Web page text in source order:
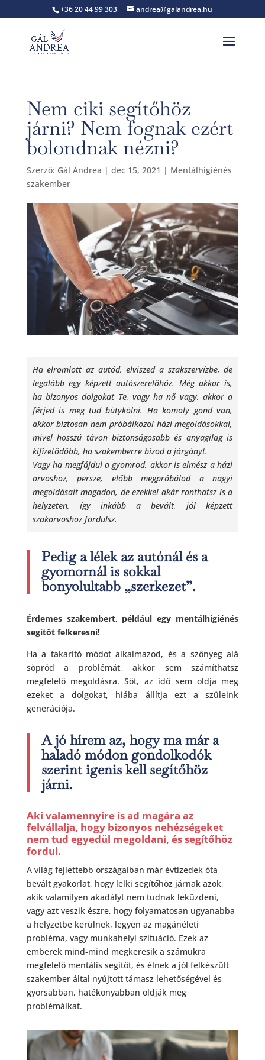
+36 20 44 99 303 andrea@galandrea.hu
Nem ciki segítőhöz
járni? Nem fognak ezért
bolondnak nézni?
Szerző: Gál Andrea | dec 15, 2021 | Mentálhigiénés
szakember
Ha elromlott az autód, elviszed a szakszervízbe, de
legalább egy képzett autószerelőhöz. Még akkor is,
ha bizonyos dolgokat Te, vagy ha nő vagy, akkor a
férjed is meg tud bütykölni. Ha komoly gond van,
akkor biztosan nem próbálkozol házi megoldásokkal,
mivel hosszú távon biztonságosabb és anyagilag is
kifizetődőbb, ha szakemberre bízod a járgányt.
Vagy ha megfájdul a gyomrod, akkor is elmész a házi
orvoshoz, persze, előbb megpróbálod a nagyi
megoldásait magadon, de ezekkel akár ronthatsz is a
helyzeten, így inkább a bevált, jól képzett
szakorvoshoz fordulsz.
Pedig a lélek az autónál és a
gyomornál is sokkal
bonyolultabb „szerkezet”.
Érdemes szakembert, például egy mentálhigiénés
segítőt felkeresni!
Ha a takarító módot alkalmazod, és a szőnyeg alá
söpröd a problémát, akkor sem számíthatsz
megfelelő megoldásra. Sőt, az idő sem oldja meg
ezeket a dolgokat, hiába állítja ezt a szüleink
generációja.
A jó hírem az, hogy ma már a
haladó módon gondolkodók
szerint igenis kell segítőhöz
járni.
Aki valamennyire is ad magára az
felvállalja, hogy bizonyos nehézségeket
nem tud egyedül megoldani, és segítőhöz
fordul.
A világ fejlettebb országaiban már évtizedek óta
bevált gyakorlat, hogy lelki segítőhöz járnak azok,
akik valamilyen akadályt nem tudnak leküzdeni,
vagy azt veszik észre, hogy folyamatosan ugyanabba
a helyzetbe kerülnek, legyen az magánéleti
probléma, vagy munkahelyi szituáció. Ezek az
emberek mind-mind megkeresik a számukra
megfelelő mentális segítőt, és élnek a jól felkészült
szakember által nyújtott támasz lehetőségével és
gyorsabban, hatékonyabban oldják meg
problémáikat.